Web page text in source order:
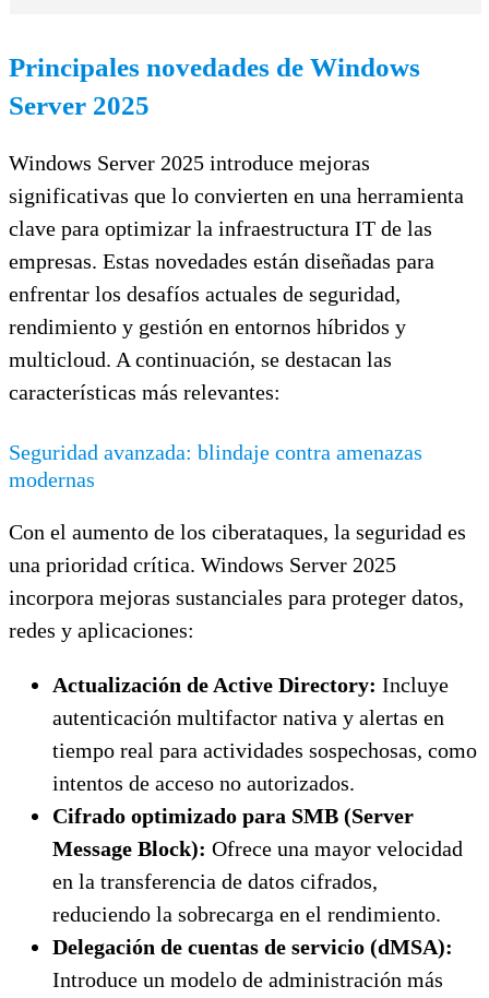
Principales novedades de Windows
Server 2025
Windows Server 2025 introduce mejoras
significativas que lo convierten en una herramienta
clave para optimizar la infraestructura IT de las
empresas. Estas novedades están diseñadas para
enfrentar los desafíos actuales de seguridad,
rendimiento y gestión en entornos híbridos y
multicloud. A continuación, se destacan las
características más relevantes:
Seguridad avanzada: blindaje contra amenazas
modernas
Con el aumento de los ciberataques, la seguridad es
una prioridad crítica. Windows Server 2025
incorpora mejoras sustanciales para proteger datos,
redes y aplicaciones:
Actualización de Active Directory: Incluye
autenticación multifactor nativa y alertas en
tiempo real para actividades sospechosas, como
intentos de acceso no autorizados.
Cifrado optimizado para SMB (Server
Message Block): Ofrece una mayor velocidad
en la transferencia de datos cifrados,
reduciendo la sobrecarga en el rendimiento.
Delegación de cuentas de servicio (dMSA):
Introduce un modelo de administración más